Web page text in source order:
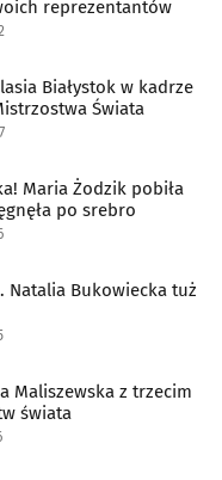
reprezentantów
Białystok w kadrze
Świata
Maria Żodzik pobiła
po srebro
Natalia Bukowiecka tuż
Maliszewska z trzecim
świata